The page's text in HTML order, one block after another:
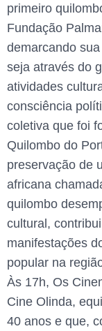
primeiro
Fundação
demarcando
seja através do
atividades
consciência
coletiva que foi
Quilombo do
preservação de
africana
quilombo
cultural,
manifestações
popular na
Às 17h, Os
Cine Olinda,
40 anos e que,